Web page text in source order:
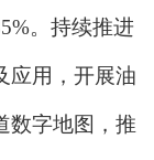
。持续推进
应用，开展油
数字地图，推